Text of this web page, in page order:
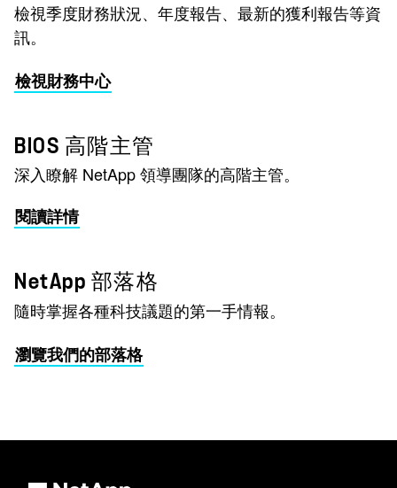
檢視季度財務狀況、年度報告、最新的獲利報告等資
訊。
檢視財務中心
BIOS 高階主管
深入瞭解 NetApp 領導團隊的高階主管。
閱讀詳情
NetApp 部落格
隨時掌握各種科技議題的第一手情報。
瀏覽我們的部落格